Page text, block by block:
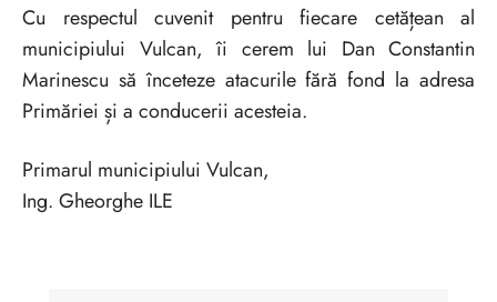
Cu respectul cuvenit pentru fiecare cetățean al
municipiului Vulcan, îi cerem lui Dan Constantin
Marinescu să înceteze atacurile fără fond la adresa
Primăriei și a conducerii acesteia.
Primarul municipiului Vulcan,
Ing. Gheorghe ILE